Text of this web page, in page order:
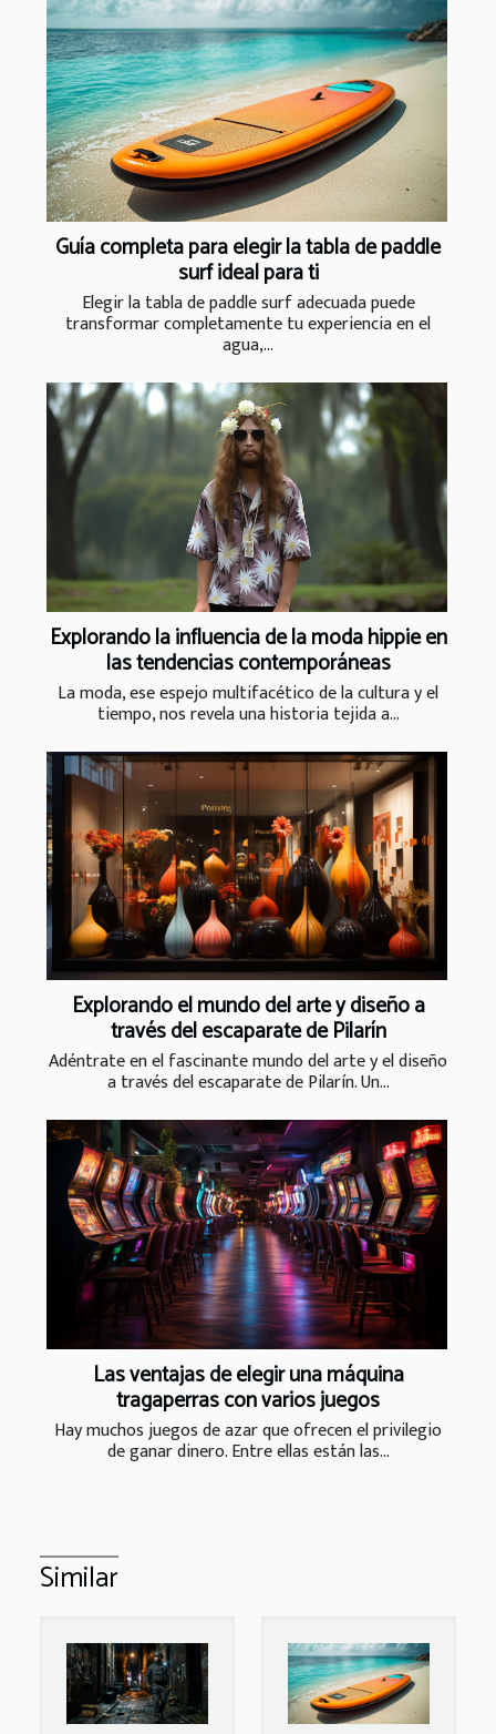
Guía completa para elegir la tabla de paddle
surf ideal para ti
Elegir la tabla de paddle surf adecuada puede
transformar completamente tu experiencia en el
agua,...
Explorando la influencia de la moda hippie en
las tendencias contemporáneas
La moda, ese espejo multifacético de la cultura y el
tiempo, nos revela una historia tejida a...
Explorando el mundo del arte y diseño a
través del escaparate de Pilarín
Adéntrate en el fascinante mundo del arte y el diseño
a través del escaparate de Pilarín. Un...
Las ventajas de elegir una máquina
tragaperras con varios juegos
Hay muchos juegos de azar que ofrecen el privilegio
de ganar dinero. Entre ellas están las...
Similar